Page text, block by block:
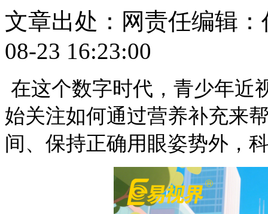
文章出处： 网责任编辑：
08-23 16:23:00
在这个数字时代，青少年近
始关注如何通过营养补充来
间、保持正确用眼姿势外，